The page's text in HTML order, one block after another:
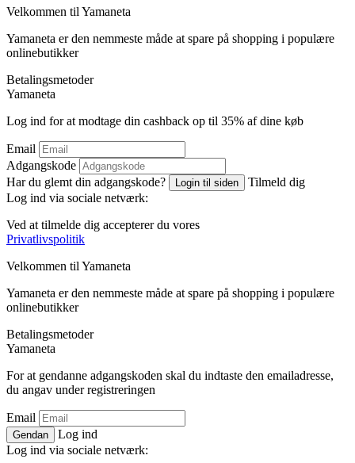
Velkommen til Yamaneta
Yamaneta er den nemmeste måde at spare på shopping i populære
onlinebutikker
Betalingsmetoder
Yamaneta
Log ind for at modtage din cashback op til 35% af dine køb
Email
Adgangskode
Har du glemt din adgangskode?
Login til siden
Tilmeld dig
Log ind via sociale netværk:
Ved at tilmelde dig accepterer du vores
Privatlivspolitik
Velkommen til Yamaneta
Yamaneta er den nemmeste måde at spare på shopping i populære
onlinebutikker
Betalingsmetoder
Yamaneta
For at gendanne adgangskoden skal du indtaste den emailadresse,
du angav under registreringen
Email
Gendan
Log ind
Log ind via sociale netværk: